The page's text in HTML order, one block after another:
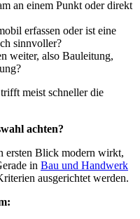
an einem Punkt oder direkt
erfassen oder ist eine
sinnvoller?
weiter, also Bauleitung,
meist schneller die
achten?
ersten Blick modern wirkt,
in Bau und Handwerk
ausgerichtet werden.